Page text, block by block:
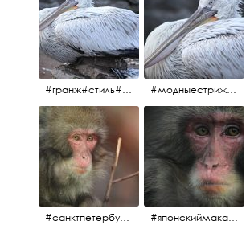
#гранж#стиль#тренд#тренд2017 #модныестрижки#санктпетербург #пеликан #птицы#причёски #модныестрижки#стильныестрижки#причёски#зоопарк #пеликан#санктпетербург #причёскиподуше
#санктпетербург #macacafuscata #macaca #ленинградскийзоопарк #снежнаяобезьяна #японскиймакак #макака #зоопарк #японскиймакак#снежнаяобезьяна#приматы#макака#зоопарк#животные#ленинградскийзоопарк#macaca#macacafuscata#санктпетербург